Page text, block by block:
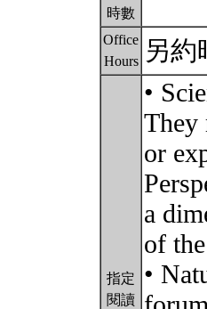
時數
Office
Hours
另約
指定
閱讀
•
They
or
a
of
•